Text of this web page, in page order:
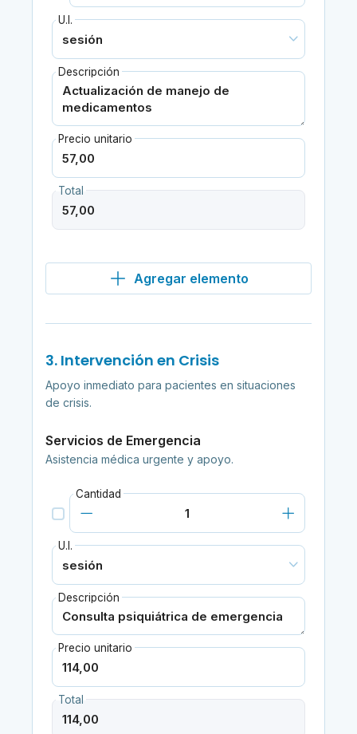
U.I.
Descripción
Precio unitario
Total
Agregar elemento
3. Intervención en Crisis
Apoyo inmediato para pacientes en situaciones
de crisis.
Servicios de Emergencia
Asistencia médica urgente y apoyo.
Cantidad
U.I.
Descripción
Precio unitario
Total